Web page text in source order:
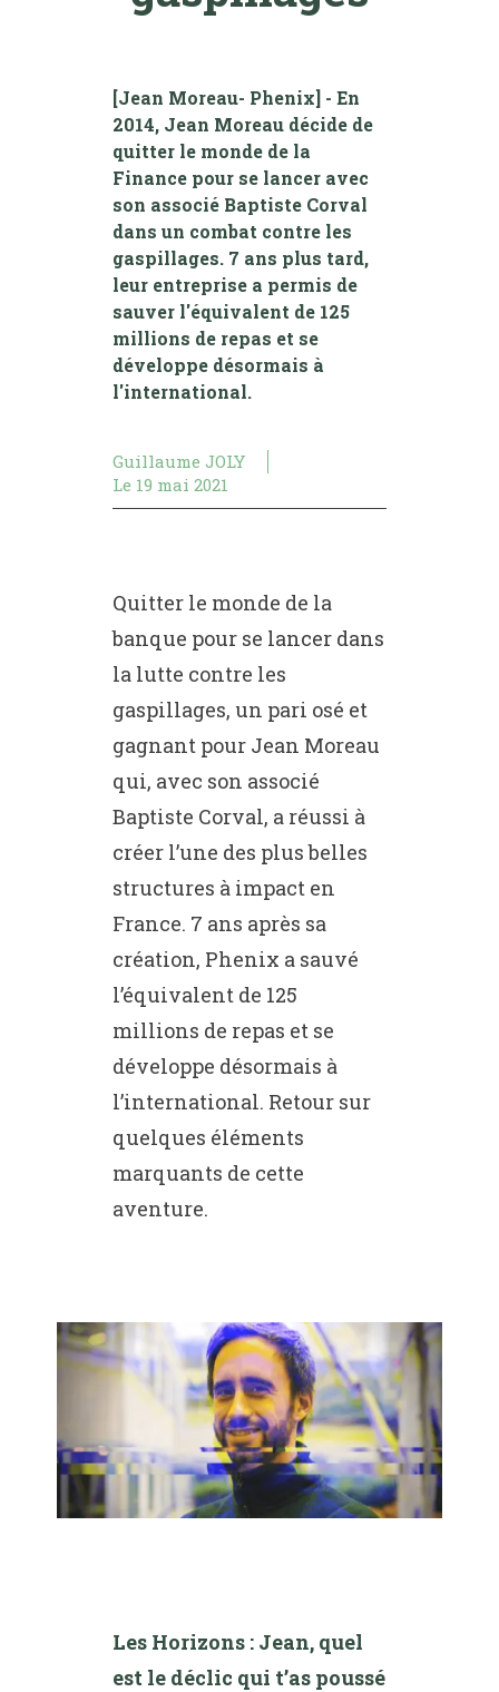
[Jean Moreau- Phenix] - En
2014, Jean Moreau décide de
quitter le monde de la
Finance pour se lancer avec
son associé Baptiste Corval
dans un combat contre les
gaspillages. 7 ans plus tard,
leur entreprise a permis de
sauver l'équivalent de 125
millions de repas et se
développe désormais à
l'international.
Guillaume JOLY
Le 19 mai 2021
Quitter le monde de la
banque pour se lancer dans
la lutte contre les
gaspillages, un pari osé et
gagnant pour Jean Moreau
qui, avec son associé
Baptiste Corval, a réussi à
créer l’une des plus belles
structures à impact en
France. 7 ans après sa
création, Phenix a sauvé
l’équivalent de 125
millions de repas et se
développe désormais à
l’international. Retour sur
quelques éléments
marquants de cette
aventure.
Les Horizons : Jean, quel
est le déclic qui t’as poussé